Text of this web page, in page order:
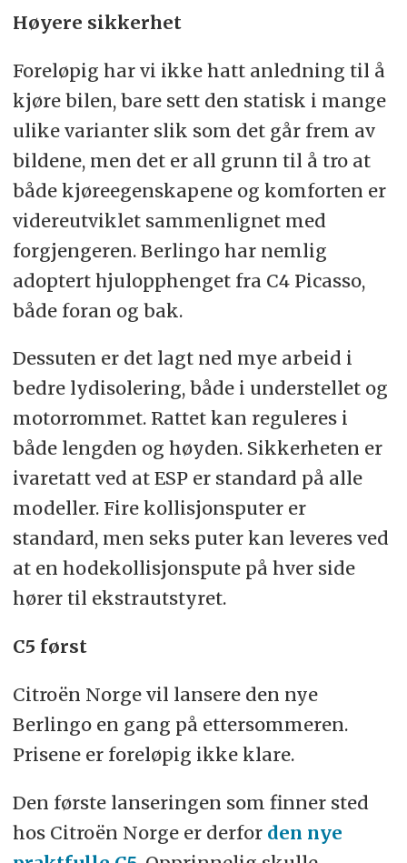
Høyere sikkerhet
Foreløpig har vi ikke hatt anledning til å
kjøre bilen, bare sett den statisk i mange
ulike varianter slik som det går frem av
bildene, men det er all grunn til å tro at
både kjøreegenskapene og komforten er
videreutviklet sammenlignet med
forgjengeren. Berlingo har nemlig
adoptert hjulopphenget fra C4 Picasso,
både foran og bak.
Dessuten er det lagt ned mye arbeid i
bedre lydisolering, både i understellet og
motorrommet. Rattet kan reguleres i
både lengden og høyden. Sikkerheten er
ivaretatt ved at ESP er standard på alle
modeller. Fire kollisjonsputer er
standard, men seks puter kan leveres ved
at en hodekollisjonspute på hver side
hører til ekstrautstyret.
C5 først
Citroën Norge vil lansere den nye
Berlingo en gang på ettersommeren.
Prisene er foreløpig ikke klare.
Den første lanseringen som finner sted
hos Citroën Norge er derfor den nye